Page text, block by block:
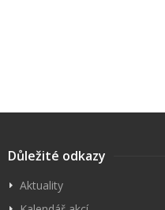
Důležité odkazy
Aktuality